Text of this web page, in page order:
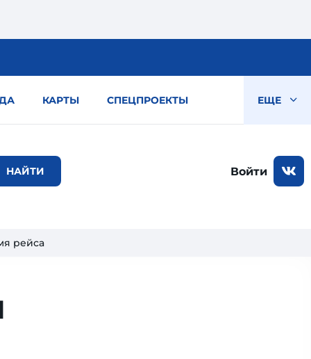
КАРТЫ СПЕЦПРОЕКТЫ ЕЩЕ
Войти
рейса